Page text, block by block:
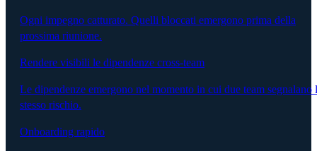
Ogni impegno catturato. Quelli bloccati emergono prima della
prossima riunione.
Rendere visibili le dipendenze cross-team
Le dipendenze emergono nel momento in cui due team segnalano
stesso rischio.
Onboarding rapido